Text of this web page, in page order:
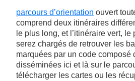
parcours d’orientation ouvert
comprend deux itinéraires
le plus long, et l’itinéraire vert,
serez chargés de retrouver les
marquées par un code composé
disséminées ici et là sur le
télécharger les cartes ou les